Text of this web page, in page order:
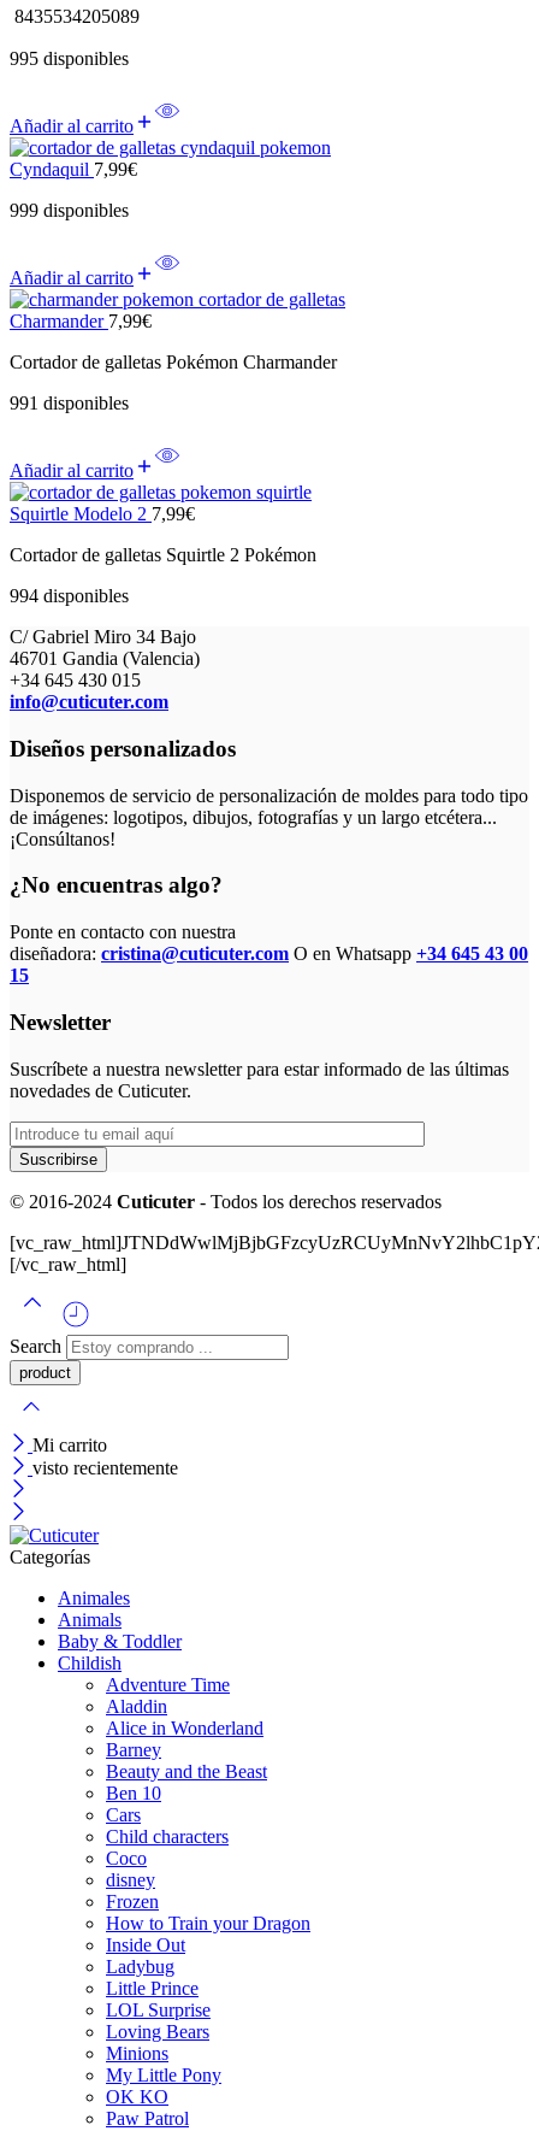
8435534205089
995 disponibles
Añadir al carrito
Cyndaquil 7,99€
999 disponibles
Añadir al carrito
Charmander 7,99€
Cortador de galletas Pokémon Charmander
991 disponibles
Añadir al carrito
Squirtle Modelo 2 7,99€
Cortador de galletas Squirtle 2 Pokémon
994 disponibles
C/ Gabriel Miro 34 Bajo
46701 Gandia (Valencia)
+34 645 430 015
info@cuticuter.com
Diseños personalizados
Disponemos de servicio de personalización de moldes para todo tipo
de imágenes: logotipos, dibujos, fotografías y un largo etcétera...
¡Consúltanos!
¿No encuentras algo?
Ponte en contacto con nuestra
diseñadora: cristina@cuticuter.com O en Whatsapp +34 645 43 00
15
Newsletter
Suscríbete a nuestra newsletter para estar informado de las últimas
novedades de Cuticuter.
© 2016-2024 Cuticuter - Todos los derechos reservados
[/vc_raw_html]
Search
Mi carrito
visto recientemente
Categorías
Animales
Animals
Baby & Toddler
Childish
Adventure Time
Aladdin
Alice in Wonderland
Barney
Beauty and the Beast
Ben 10
Cars
Child characters
Coco
disney
Frozen
How to Train your Dragon
Inside Out
Ladybug
Little Prince
LOL Surprise
Loving Bears
Minions
My Little Pony
OK KO
Paw Patrol